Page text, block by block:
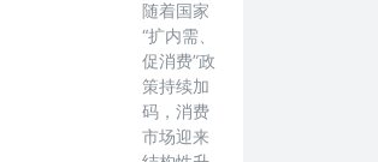
随着国家
“扩内需、
促消费”政
策持续加
码，消费
市场迎来